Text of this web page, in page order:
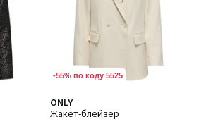
-55% по коду 5525
ONLY
Жакет-блейзер
5
/